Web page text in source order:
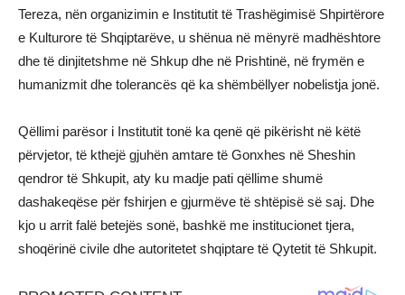
Tereza, nën organizimin e Institutit të Trashëgimisë Shpirtërore
e Kulturore të Shqiptarëve, u shënua në mënyrë madhështore
dhe të dinjitetshme në Shkup dhe në Prishtinë, në frymën e
humanizmit dhe tolerancës që ka shëmbëllyer nobelistja jonë.
Qëllimi parësor i Institutit tonë ka qenë që pikërisht në këtë
përvjetor, të kthejë gjuhën amtare të Gonxhes në Sheshin
qendror të Shkupit, aty ku madje pati qëllime shumë
dashakeqëse për fshirjen e gjurmëve të shtëpisë së saj. Dhe
kjo u arrit falë betejës sonë, bashkë me institucionet tjera,
shoqërinë civile dhe autoritetet shqiptare të Qytetit të Shkupit.